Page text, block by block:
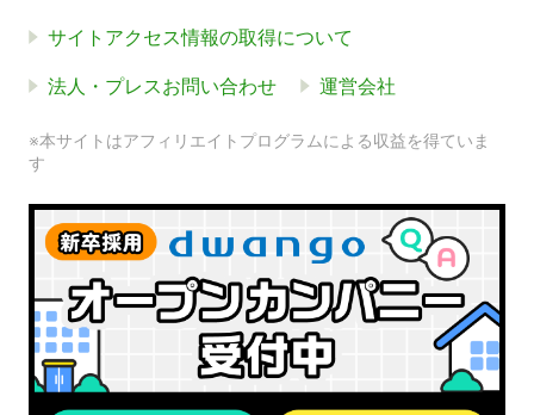
サイトアクセス情報の取得について
法人・プレスお問い合わせ 運営会社
※本サイトはアフィリエイトプログラムによる収益を得ていま
す